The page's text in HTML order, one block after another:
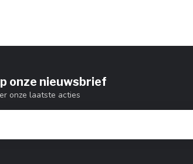
onze nieuwsbrief
onze laatste acties